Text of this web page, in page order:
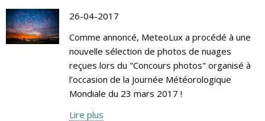
26-04-2017
Comme annoncé, MeteoLux a procédé à une
nouvelle sélection de photos de nuages
reçues lors du "Concours photos" organisé à
l’occasion de la Journée Météorologique
Mondiale du 23 mars 2017 !
Lire plus